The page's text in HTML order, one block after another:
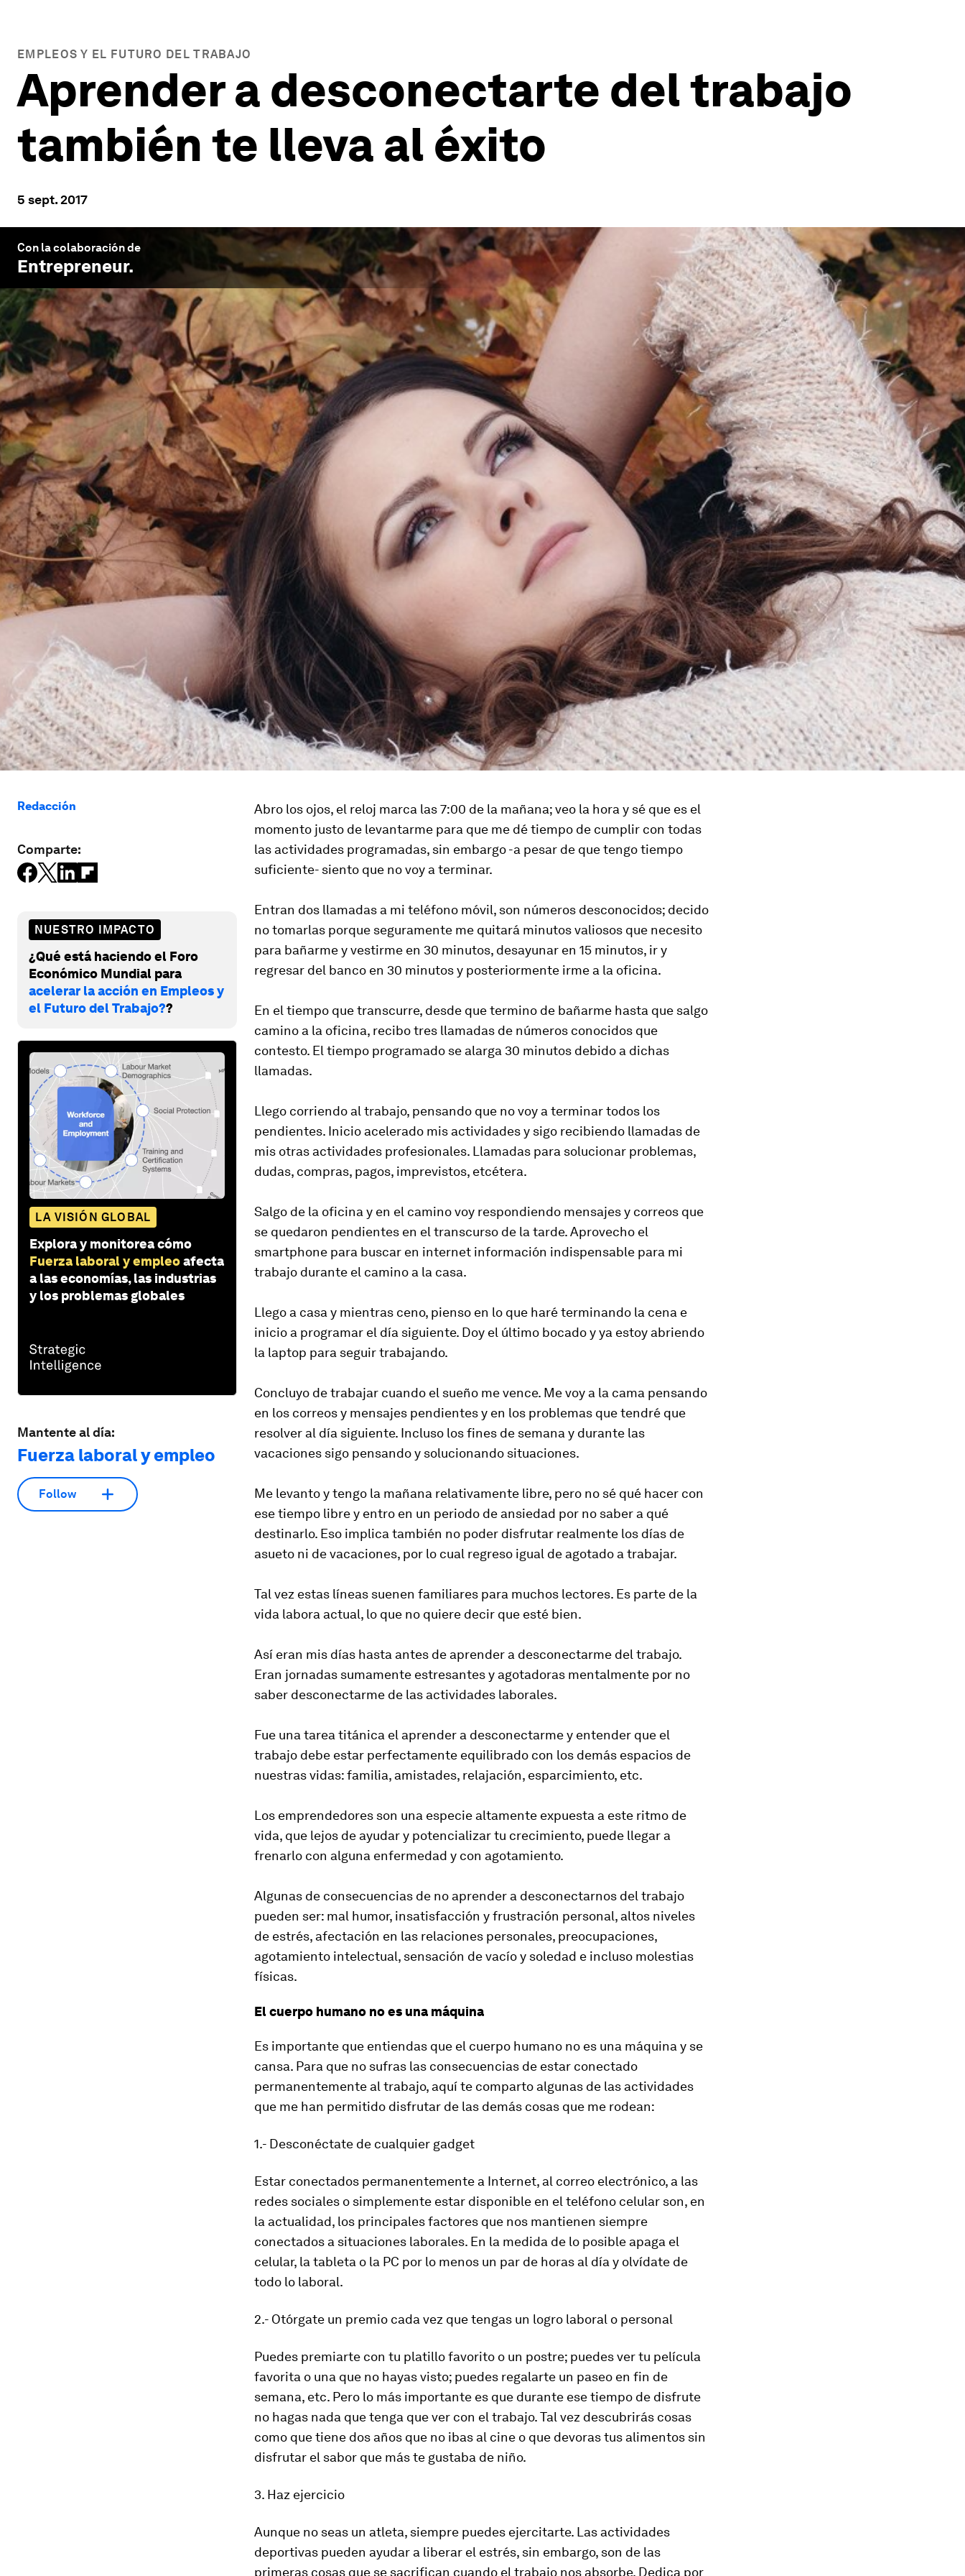
EMPLEOS Y EL FUTURO DEL TRABAJO
Aprender a desconectarte del trabajo
también te lleva al éxito
5 sept. 2017
Con la colaboración de
Entrepreneur.
Redacción
Comparte:
NUESTRO IMPACTO
¿Qué está haciendo el Foro
Económico Mundial para
acelerar la acción en Empleos y
el Futuro del Trabajo??
LA VISIÓN GLOBAL
Explora y monitorea cómo
Fuerza laboral y empleoafecta
a las economías, las industrias
y los problemas globales
Mantente al día:
Fuerza laboral y empleo
Follow
Abro los ojos, el reloj marca las 7:00 de la mañana; veo la hora y sé que es el
momento justo de levantarme para que me dé tiempo de cumplir con todas
las actividades programadas, sin embargo -a pesar de que tengo tiempo
suficiente- siento que no voy a terminar.
Entran dos llamadas a mi teléfono móvil, son números desconocidos; decido
no tomarlas porque seguramente me quitará minutos valiosos que necesito
para bañarme y vestirme en 30 minutos, desayunar en 15 minutos, ir y
regresar del banco en 30 minutos y posteriormente irme a la oficina.
En el tiempo que transcurre, desde que termino de bañarme hasta que salgo
camino a la oficina, recibo tres llamadas de números conocidos que
contesto. El tiempo programado se alarga 30 minutos debido a dichas
llamadas.
Llego corriendo al trabajo, pensando que no voy a terminar todos los
pendientes. Inicio acelerado mis actividades y sigo recibiendo llamadas de
mis otras actividades profesionales. Llamadas para solucionar problemas,
dudas, compras, pagos, imprevistos, etcétera.
Salgo de la oficina y en el camino voy respondiendo mensajes y correos que
se quedaron pendientes en el transcurso de la tarde. Aprovecho el
smartphone para buscar en internet información indispensable para mi
trabajo durante el camino a la casa.
Llego a casa y mientras ceno, pienso en lo que haré terminando la cena e
inicio a programar el día siguiente. Doy el último bocado y ya estoy abriendo
la laptop para seguir trabajando.
Concluyo de trabajar cuando el sueño me vence. Me voy a la cama pensando
en los correos y mensajes pendientes y en los problemas que tendré que
resolver al día siguiente. Incluso los fines de semana y durante las
vacaciones sigo pensando y solucionando situaciones.
Me levanto y tengo la mañana relativamente libre, pero no sé qué hacer con
ese tiempo libre y entro en un periodo de ansiedad por no saber a qué
destinarlo. Eso implica también no poder disfrutar realmente los días de
asueto ni de vacaciones, por lo cual regreso igual de agotado a trabajar.
Tal vez estas líneas suenen familiares para muchos lectores. Es parte de la
vida labora actual, lo que no quiere decir que esté bien.
Así eran mis días hasta antes de aprender a desconectarme del trabajo.
Eran jornadas sumamente estresantes y agotadoras mentalmente por no
saber desconectarme de las actividades laborales.
Fue una tarea titánica el aprender a desconectarme y entender que el
trabajo debe estar perfectamente equilibrado con los demás espacios de
nuestras vidas: familia, amistades, relajación, esparcimiento, etc.
Los emprendedores son una especie altamente expuesta a este ritmo de
vida, que lejos de ayudar y potencializar tu crecimiento, puede llegar a
frenarlo con alguna enfermedad y con agotamiento.
Algunas de consecuencias de no aprender a desconectarnos del trabajo
pueden ser: mal humor, insatisfacción y frustración personal, altos niveles
de estrés, afectación en las relaciones personales, preocupaciones,
agotamiento intelectual, sensación de vacío y soledad e incluso molestias
físicas.
El cuerpo humano no es una máquina
Es importante que entiendas que el cuerpo humano no es una máquina y se
cansa. Para que no sufras las consecuencias de estar conectado
permanentemente al trabajo, aquí te comparto algunas de las actividades
que me han permitido disfrutar de las demás cosas que me rodean:
1.- Desconéctate de cualquier gadget
Estar conectados permanentemente a Internet, al correo electrónico, a las
redes sociales o simplemente estar disponible en el teléfono celular son, en
la actualidad, los principales factores que nos mantienen siempre
conectados a situaciones laborales. En la medida de lo posible apaga el
celular, la tableta o la PC por lo menos un par de horas al día y olvídate de
todo lo laboral.
2.- Otórgate un premio cada vez que tengas un logro laboral o personal
Puedes premiarte con tu platillo favorito o un postre; puedes ver tu película
favorita o una que no hayas visto; puedes regalarte un paseo en fin de
semana, etc. Pero lo más importante es que durante ese tiempo de disfrute
no hagas nada que tenga que ver con el trabajo. Tal vez descubrirás cosas
como que tiene dos años que no ibas al cine o que devoras tus alimentos sin
disfrutar el sabor que más te gustaba de niño.
3. Haz ejercicio
Aunque no seas un atleta, siempre puedes ejercitarte. Las actividades
deportivas pueden ayudar a liberar el estrés, sin embargo, son de las
primeras cosas que se sacrifican cuando el trabajo nos absorbe. Dedica por